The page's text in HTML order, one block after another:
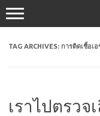
TAG ARCHIVES: การติดเชื้อเอ
เราไปตรวจ